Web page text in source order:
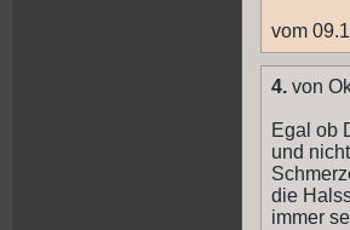
vom
4. von
Egal ob
und
die
immer